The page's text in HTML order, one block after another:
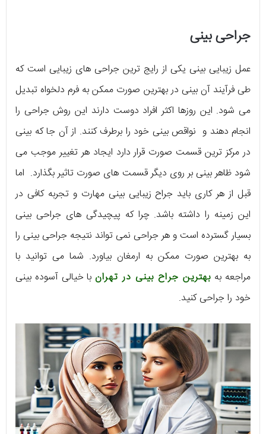
جراحی بینی
عمل زیبایی بینی یکی از رایج ترین جراحی های زیبایی است که
طی فرآیند آن بینی در بهترین صورت ممکن به فرم دلخواه تبدیل
می شود. این روزها اکثر افراد دوست دارند این روش جراحی را
انجام دهند و نواقص بینی خود را برطرف کنند. از آن جا که بینی
در مرکز ترین قسمت صورت قرار دارد ایجاد هر تغییر موجب می
شود ظاهر بینی بر روی دیگر قسمت های صورت تاثیر بگذارد. اما
قبل از هر کاری باید جراح زیبایی بینی مهارت و تجربه کافی در
این زمینه را داشته باشد. چرا که پیچیدگی های جراحی بینی
بسیار گسترده است و هر جراحی نمی تواند نتیجه جراحی بینی را
به بهترین صورت ممکن به ارمغان بیاورد. شما می توانید با
مراجعه به بهترین جراح بینی در تهرانبا خیالی آسوده بینی
خود را جراحی کنید.